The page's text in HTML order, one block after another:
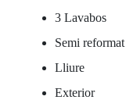
3 Lavabos
Semi reformat
Lliure
Exterior